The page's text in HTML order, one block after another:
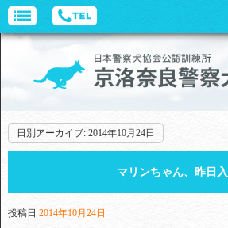
日別アーカイブ: 2014年10月24日
マリンちゃん、昨日
投稿日 2014年10月24日